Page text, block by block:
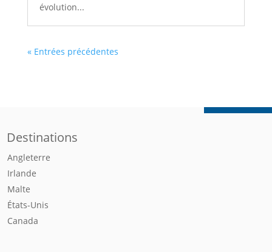
évolution...
« Entrées précédentes
Destinations
Angleterre
Irlande
Malte
États-Unis
Canada